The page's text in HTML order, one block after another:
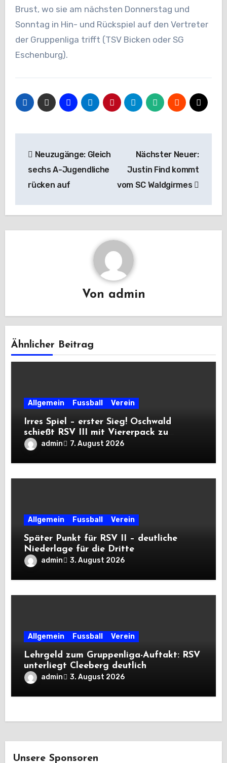
Brust, wo sie am nächsten Donnerstag und
Sonntag in Hin- und Rückspiel auf den Vertreter
der Gruppenliga trifft (TSV Bicken oder SG
Eschenburg).
Neuzugänge: Gleich
sechs A-Jugendliche
rücken auf
Nächster Neuer:
Justin Find kommt
vom SC Waldgirmes
Von admin
Ähnlicher Beitrag
Allgemein Fussball Verein
Irres Spiel – erster Sieg! Oschwald
schießt RSV III mit Viererpack zu
Premiere
admin 7. August 2026
Allgemein Fussball Verein
Später Punkt für RSV II – deutliche
Niederlage für die Dritte
admin 3. August 2026
Allgemein Fussball Verein
Lehrgeld zum Gruppenliga-Auftakt: RSV
unterliegt Cleeberg deutlich
admin 3. August 2026
Unsere Sponsoren